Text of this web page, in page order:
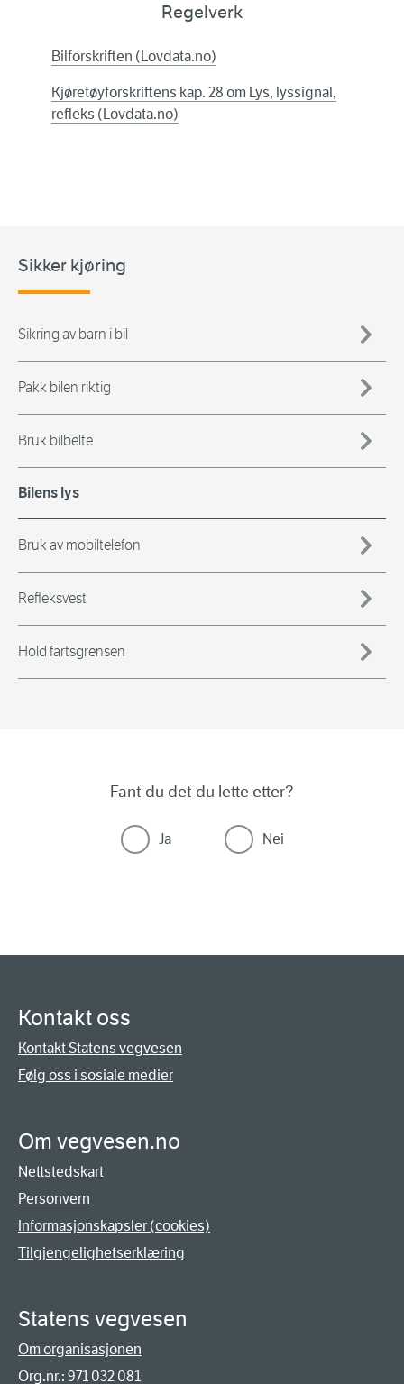
Regelverk
Bilforskriften (Lovdata.no)
Kjøretøyforskriftens kap. 28 om Lys, lyssignal,
refleks (Lovdata.no)
Sikker kjøring
Sikring av barn i bil
Pakk bilen riktig
Bruk bilbelte
Bilens lys
Bruk av mobiltelefon
Refleksvest
Hold fartsgrensen
Fant du det du lette etter?
Ja Nei
Kontakt oss
Kontakt Statens vegvesen
Følg oss i sosiale medier
Om vegvesen.no
Nettstedskart
Personvern
Informasjonskapsler (cookies)
Tilgjengelighetserklæring
Statens vegvesen
Om organisasjonen
Org.nr.: 971 032 081